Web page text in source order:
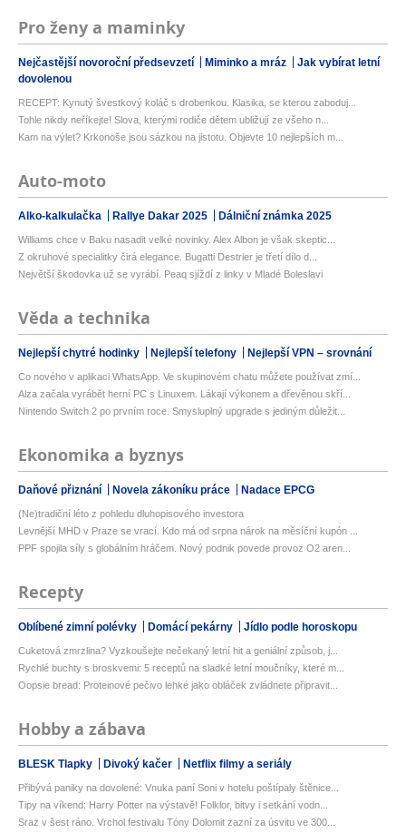
Pro ženy a maminky
Nejčastější novoroční předsevzetí Miminko a mráz
Jak vybírat letní
dovolenou
RECEPT: Kynutý švestkový koláč s drobenkou. Klasika, se kterou zaboduj...
Tohle nikdy neříkejte! Slova, kterými rodiče dětem ubližují ze všeho n...
Kam na výlet? Krkonoše jsou sázkou na jistotu. Objevte 10 nejlepších m...
Auto-moto
Alko-kalkulačka Rallye Dakar 2025 Dálniční známka 2025
Williams chce v Baku nasadit velké novinky. Alex Albon je však skeptic...
Z okruhové specialitky čirá elegance. Bugatti Destrier je třetí dílo d...
Největší škodovka už se vyrábí. Peaq sjíždí z linky v Mladé Boleslavi
Věda a technika
Nejlepší chytré hodinky Nejlepší telefony Nejlepší VPN – srovnání
Co nového v aplikaci WhatsApp. Ve skupinovém chatu můžete používat zmí...
Alza začala vyrábět herní PC s Linuxem. Lákají výkonem a dřevěnou skří...
Nintendo Switch 2 po prvním roce. Smysluplný upgrade s jediným důležit...
Ekonomika a byznys
Daňové přiznání Novela zákoníku práce Nadace EPCG
(Ne)tradiční léto z pohledu dluhopisového investora
Levnější MHD v Praze se vrací. Kdo má od srpna nárok na měsíční kupón ...
PPF spojila síly s globálním hráčem. Nový podnik povede provoz O2 aren...
Recepty
Oblíbené zimní polévky Domácí pekárny Jídlo podle horoskopu
Cuketová zmrzlina? Vyzkoušejte nečekaný letní hit a geniální způsob, j...
Rychlé buchty s broskvemi: 5 receptů na sladké letní moučníky, které m...
Oopsie bread: Proteinové pečivo lehké jako obláček zvládnete připravit...
Hobby a zábava
BLESK Tlapky Divoký kačer Netflix filmy a seriály
Přibývá paniky na dovolené: Vnuka paní Soni v hotelu poštípaly štěnice...
Tipy na víkend: Harry Potter na výstavě! Folklor, bitvy i setkání vodn...
Sraz v šest ráno. Vrchol festivalu Tóny Dolomit zazní za úsvitu ve 300...